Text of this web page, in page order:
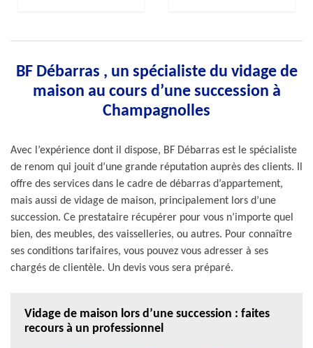
BF Débarras , un spécialiste du vidage de
maison au cours d’une succession à
Champagnolles
Avec l’expérience dont il dispose, BF Débarras est le spécialiste
de renom qui jouit d’une grande réputation auprès des clients. Il
offre des services dans le cadre de débarras d’appartement,
mais aussi de vidage de maison, principalement lors d’une
succession. Ce prestataire récupérer pour vous n’importe quel
bien, des meubles, des vaisselleries, ou autres. Pour connaître
ses conditions tarifaires, vous pouvez vous adresser à ses
chargés de clientèle. Un devis vous sera préparé.
Vidage de maison lors d’une succession : faites
recours à un professionnel